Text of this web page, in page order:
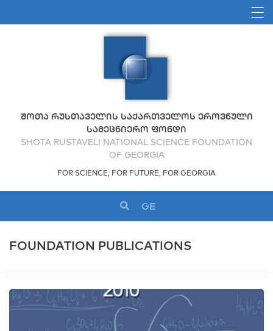
ᲨᲝᲗᲐ ᲠᲣᲡᲗᲐᲕᲔᲚᲘᲡ ᲡᲐᲥᲐᲠᲗᲕᲔᲚᲝᲡ ᲔᲠᲝᲕᲜᲣᲚᲘ
ᲡᲐᲛᲔᲪᲜᲘᲔᲠᲝ ᲤᲝᲜᲓᲘ
SHOTA RUSTAVELI NATIONAL SCIENCE FOUNDATION
OF GEORGIA
FOR SCIENCE, FOR FUTURE, FOR GEORGIA
GE
FOUNDATION PUBLICATIONS